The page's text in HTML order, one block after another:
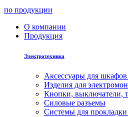
по продукции
О компании
Продукция
Электротехника
Аксессуары для
Изделия для
Кнопки, выключатели,
Силовые разъемы
Системы для прокладки